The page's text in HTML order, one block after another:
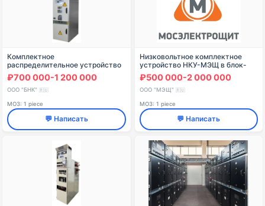
Комплектное
распределительное устройство
КРУ-М-6(10) кВ
₽700 000-1 200 000
ООО "БНК" 🇷🇺
МОЗ: 1 piece
💬 Написать
Низковольтное комплектное
устройство НКУ-МЭЩ в блок-
боксе наружной установки
(питательный пункт)
₽500 000-2 000 000
ООО "МЭЩ" 🇷🇺
МОЗ: 1 piece
💬 Написать